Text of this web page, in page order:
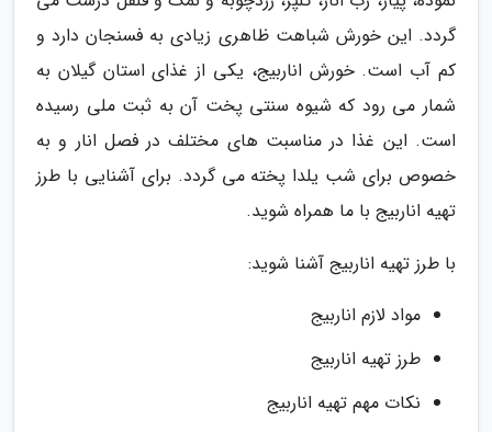
گردد. این خورش شباهت ظاهری زیادی به فسنجان دارد و
کم آب است. خورش اناربیج، یکی از غذای استان گیلان به
شمار می رود که شیوه سنتی پخت آن به ثبت ملی رسیده
است. این غذا در مناسبت های مختلف در فصل انار و به
خصوص برای شب یلدا پخته می گردد. برای آشنایی با طرز
تهیه اناربیج با ما همراه شوید.
با طرز تهیه اناربیج آشنا شوید:
مواد لازم اناربیج
طرز تهیه اناربیج
نکات مهم تهیه اناربیج